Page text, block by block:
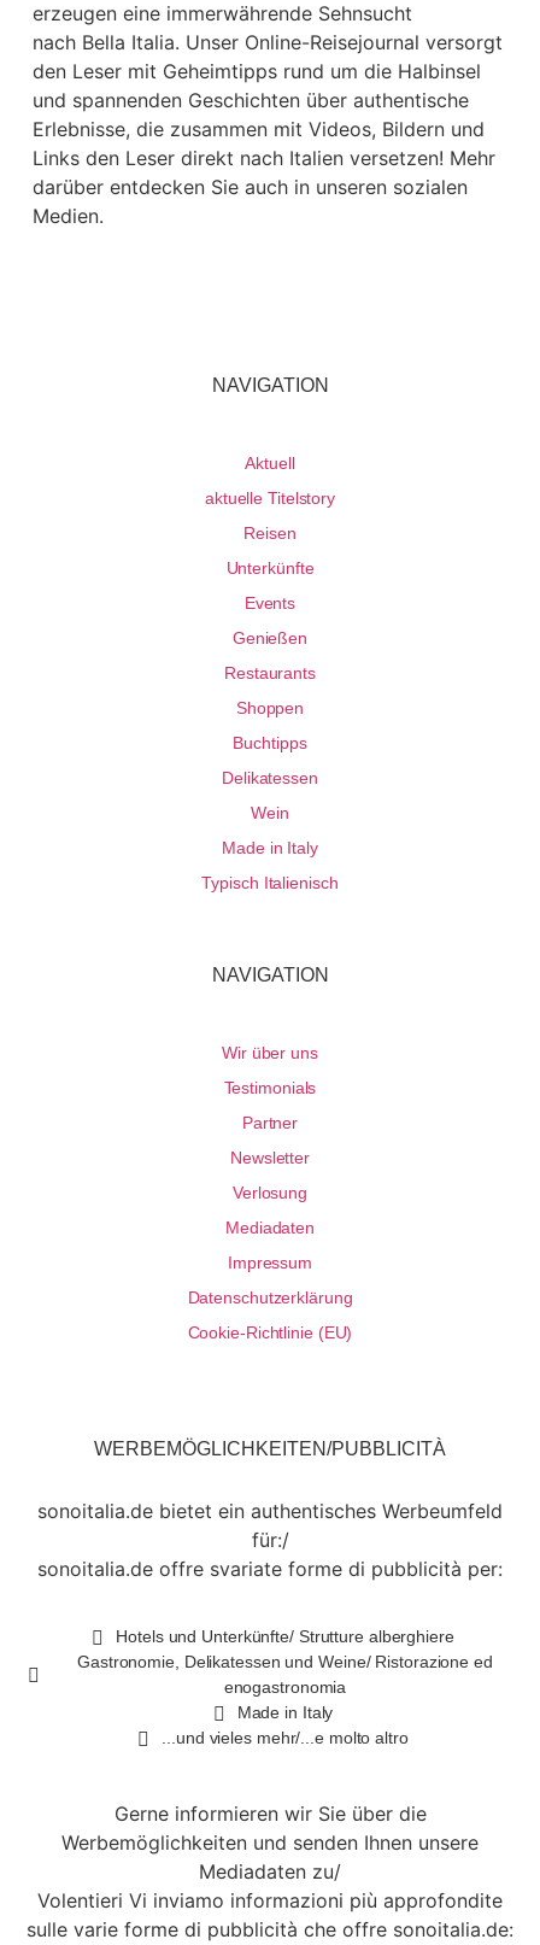
erzeugen eine immerwährende Sehnsucht
nach Bella Italia. Unser Online-Reisejournal versorgt
den Leser mit Geheimtipps rund um die Halbinsel
und spannenden Geschichten über authentische
Erlebnisse, die zusammen mit Videos, Bildern und
Links den Leser direkt nach Italien versetzen! Mehr
darüber entdecken Sie auch in unseren sozialen
Medien.
NAVIGATION
Aktuell
aktuelle Titelstory
Reisen
Unterkünfte
Events
Genießen
Restaurants
Shoppen
Buchtipps
Delikatessen
Wein
Made in Italy
Typisch Italienisch
NAVIGATION
Wir über uns
Testimonials
Partner
Newsletter
Verlosung
Mediadaten
Impressum
Datenschutzerklärung
Cookie-Richtlinie (EU)
WERBEMÖGLICHKEITEN/PUBBLICITÀ
sonoitalia.de bietet ein authentisches Werbeumfeld
für:/
sonoitalia.de offre svariate forme di pubblicità per:
Hotels und Unterkünfte/ Strutture alberghiere
Gastronomie, Delikatessen und Weine/ Ristorazione ed
enogastronomia
Made in Italy
...und vieles mehr/...e molto altro
Gerne informieren wir Sie über die
Werbemöglichkeiten und senden Ihnen unsere
Mediadaten zu/
Volentieri Vi inviamo informazioni più approfondite
sulle varie forme di pubblicità che offre sonoitalia.de: